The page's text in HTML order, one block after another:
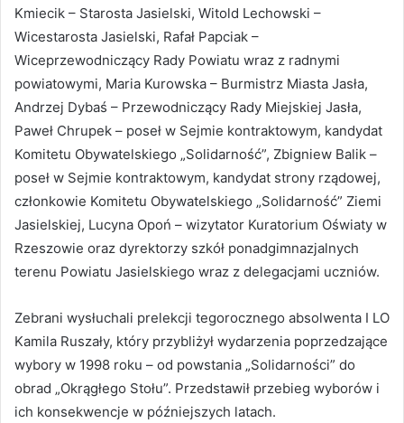
Kmiecik – Starosta Jasielski, Witold Lechowski –
Wicestarosta Jasielski, Rafał Papciak –
Wiceprzewodniczący Rady Powiatu wraz z radnymi
powiatowymi, Maria Kurowska – Burmistrz Miasta Jasła,
Andrzej Dybaś – Przewodniczący Rady Miejskiej Jasła,
Paweł Chrupek – poseł w Sejmie kontraktowym, kandydat
Komitetu Obywatelskiego „Solidarność”, Zbigniew Balik –
poseł w Sejmie kontraktowym, kandydat strony rządowej,
członkowie Komitetu Obywatelskiego „Solidarność” Ziemi
Jasielskiej, Lucyna Opoń – wizytator Kuratorium Oświaty w
Rzeszowie oraz dyrektorzy szkół ponadgimnazjalnych
terenu Powiatu Jasielskiego wraz z delegacjami uczniów.
Zebrani wysłuchali prelekcji tegorocznego absolwenta I LO
Kamila Ruszały, który przybliżył wydarzenia poprzedzające
wybory w 1998 roku – od powstania „Solidarności” do
obrad „Okrągłego Stołu”. Przedstawił przebieg wyborów i
ich konsekwencje w późniejszych latach.